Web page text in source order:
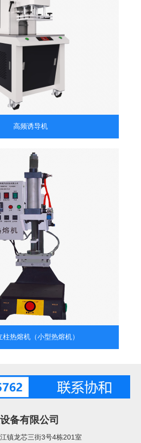
高频诱导机
柱热熔机（小型热熔机）
备有限公司
镇龙芯三街3号4栋201室